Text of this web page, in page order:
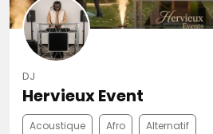
DJ
Hervieux Event
Acoustique Afro Alternatif